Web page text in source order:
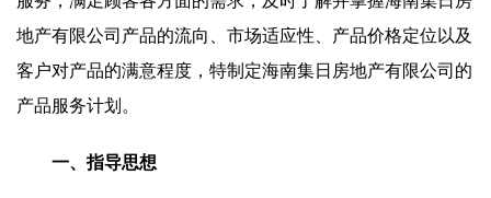
地产有限公司产品的流向、市场适应性、产品价格定位以及
客户对产品的满意程度，特制定海南集日房地产有限公司的
产品服务计划。
一、指导思想